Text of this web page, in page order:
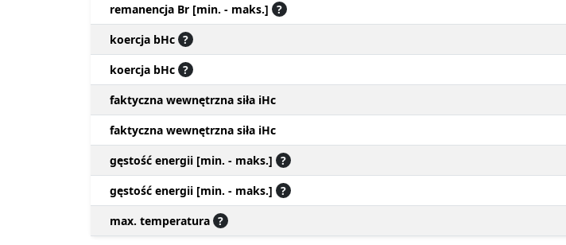
remanencja Br [min. - maks.] ?
koercja bHc ?
koercja bHc ?
faktyczna wewnętrzna siła iHc
faktyczna wewnętrzna siła iHc
gęstość energii [min. - maks.] ?
gęstość energii [min. - maks.] ?
max. temperatura ?